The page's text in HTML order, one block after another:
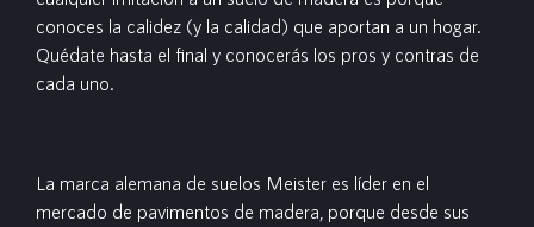
conoces la calidez (y la calidad) que aportan a un hogar.
Quédate hasta el final y conocerás los pros y contras de
cada uno.
La marca alemana de suelos Meister es líder en el
mercado de pavimentos de madera, porque desde sus